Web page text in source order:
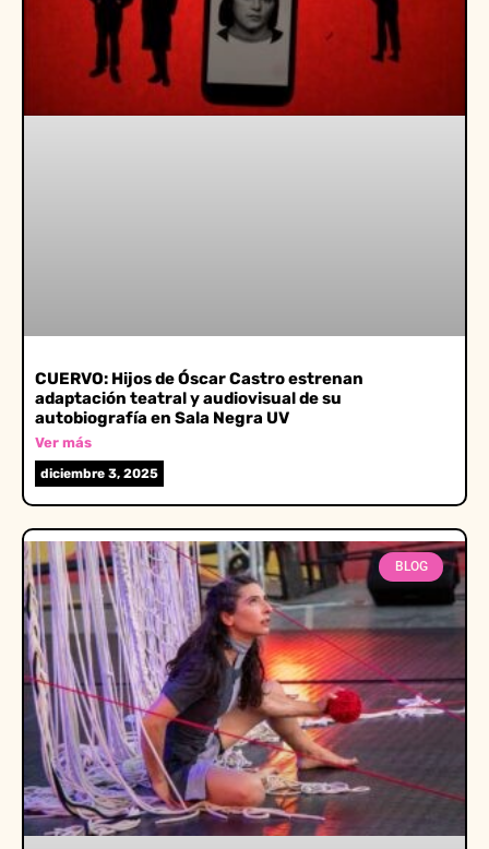
CUERVO: Hijos de Óscar Castro estrenan
adaptación teatral y audiovisual de su
autobiografía en Sala Negra UV
Ver más
diciembre 3, 2025
BLOG